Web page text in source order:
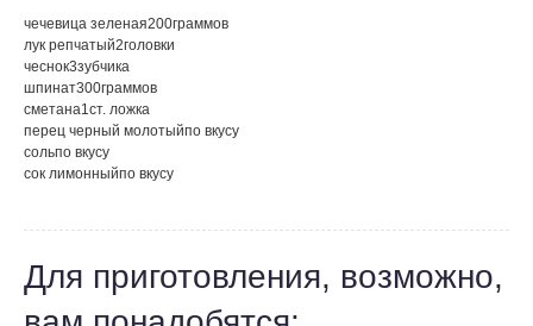
чечевица зеленая200граммов
лук репчатый2головки
чеснок3зубчика
шпинат300граммов
сметана1ст. ложка
перец черный молотыйпо вкусу
сольпо вкусу
сок лимонныйпо вкусу
Для приготовления, возможно,